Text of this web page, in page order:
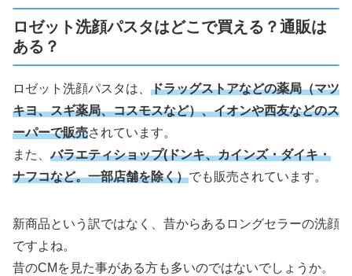
ロゼット洗顔パスタはどこで買える？通販は
ある？
ロゼット洗顔パスタは、 ドラッグストアなどの薬局（マツ
キヨ、スギ薬局、コスモスなど）、イオンや西友などのス
ーパーで販売されています。
また、バラエティショップ(ドンキ、カインズ・ダイキ・
ナフコなど。一部店舗を除く）でも販売されています。
新商品という訳ではなく、昔からあるロングセラーの洗顔
ですよね。
昔のCMを見た事がある方も多いのではないでしょうか。